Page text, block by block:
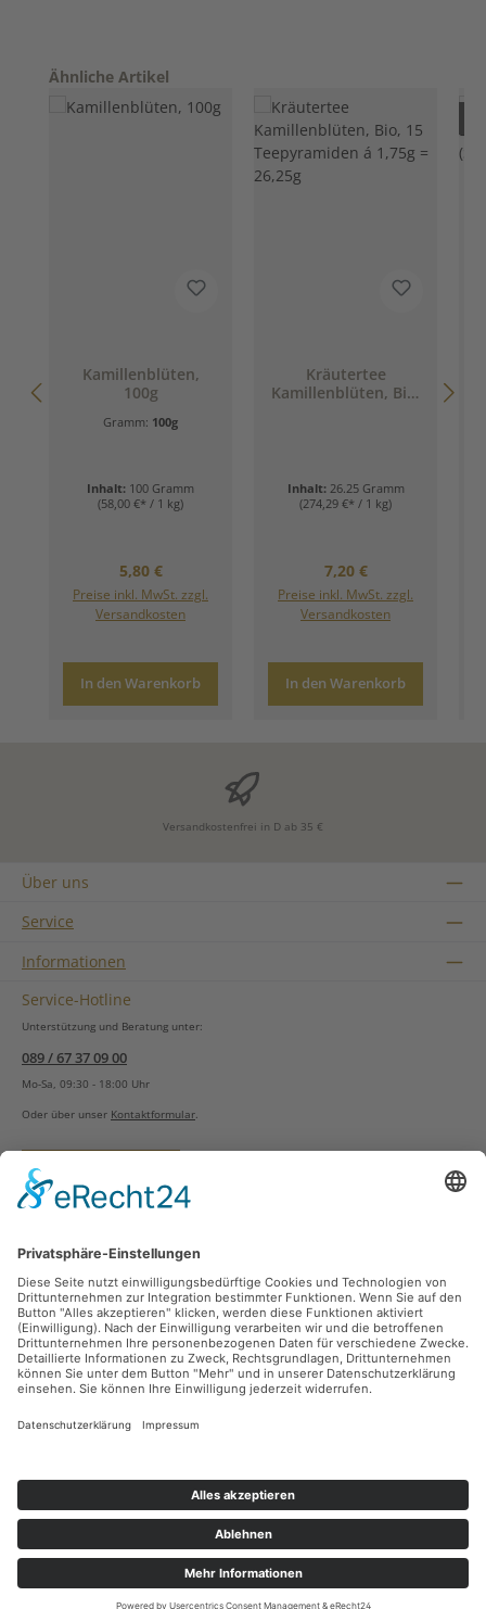
Produktgalerie überspringen
Ähnliche Artikel
Kamillenblüten,
100g
Gramm: 100g
Inhalt: 100 Gramm
(58,00 €* / 1 kg)
Regulärer Preis:
5,80 €
Preise inkl. MwSt. zzgl.
Versandkosten
In den Warenkorb
Kräutertee
Kamillenblüten, Bio,
Inhalt: 26.25 Gramm
(274,29 €* / 1 kg)
Regulärer Preis:
7,20 €
Preise inkl. MwSt. zzgl.
Versandkosten
In den Warenkorb
Versandkostenfrei in D ab 35 €
Über uns
Service
Informationen
Service-Hotline
Unterstützung und Beratung unter:
089 / 67 37 09 00
Mo-Sa, 09:30 - 18:00 Uhr
Oder über unser Kontaktformular
Vertrag widerrufen
Zahlungsarten
Sicher Einkaufen
Ladengeschäft
Newsletter
Facebook Instagram
Alle Preise inkl. gesetzl. Mehrwertsteuer zzgl.
Nachnahmegebühren, wenn nicht anders angegeben.